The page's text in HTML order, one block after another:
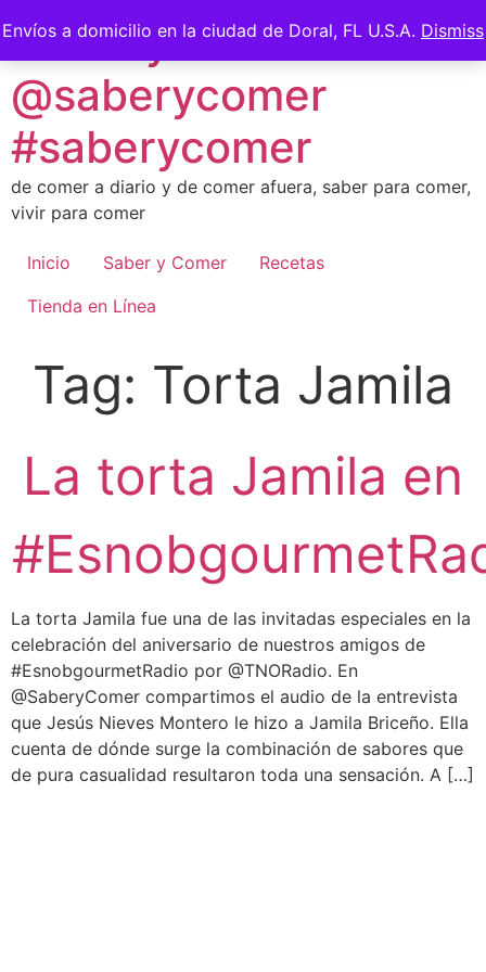
Envíos a domicilio en la ciudad de Doral, FL U.S.A. Dismiss
to
content
Saber y Comer -
@saberycomer
#saberycomer
de comer a diario y de comer afuera, saber para comer,
vivir para comer
Inicio Saber y Comer
Recetas
Tienda en Línea
Tag: Torta Jamila
La torta Jamila en
La torta Jamila fue una de las invitadas especiales en la
celebración del aniversario de nuestros amigos de
#EsnobgourmetRadio por @TNORadio. En
@SaberyComer compartimos el audio de la entrevista
que Jesús Nieves Montero le hizo a Jamila Briceño. Ella
cuenta de dónde surge la combinación de sabores que
de pura casualidad resultaron toda una sensación. A […]